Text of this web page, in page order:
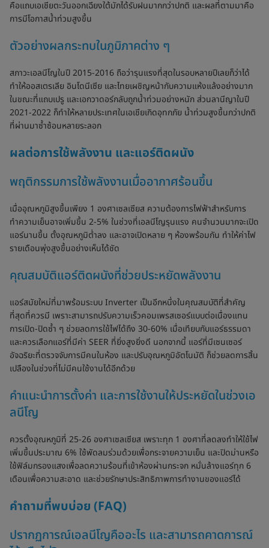
คือแถบเอเชียตะวันออกเฉียงใต้มักได้รับฝนมากกว่าปกติ และผลที่ตามมาคือ
การมีโอกาสน้ำท่วมสูงขึ้น
ตัวอย่างผลกระทบในภูมิภาคต่าง ๆ
สภาวะเอลนีโญในปี 2015-2016 ถือว่ารุนแรงที่สุดในรอบหลายปีเลยก็ว่าได้
ทำให้ออสเตรเลีย อินโดนีเซีย และไทยเผชิญหน้ากับความแห้งแล้งอย่างมาก
ในขณะที่แถบเปรู และเอกวาดอร์กลับถูกน้ำท่วมอย่างหนัก ส่วนลานีญาในปี
2021-2022 ก็ทำให้หลายประเทศในเอเชียเกิดอุทกภัย น้ำท่วมสูงขึ้นกว่าปกติ
ที่ผ่านมาซ้ำซ้อนหลายระลอก
ผลต่อการใช้พลังงาน และแอร์ติดผนัง
พฤติกรรมการใช้พลังงานเมื่ออากาศร้อนขึ้น
เมื่ออุณหภูมิสูงขึ้นเพียง 1 องศาเซลเซียส ความต้องการไฟฟ้าสำหรับการ
ทำความเย็นอาจเพิ่มขึ้น 2-5% ในช่วงที่เอลนีโญรุนแรง คนจำนวนมากจะเปิด
แอร์นานขึ้น ตั้งอุณหภูมิต่ำลง และอาจเปิดหลาย ๆ ห้องพร้อมกัน ทำให้ค่าไฟ
รายเดือนพุ่งสูงขึ้นอย่างเห็นได้ชัด
คุณสมบัติแอร์ติดผนังที่ช่วยประหยัดพลังงาน
แอร์สมัยใหม่ที่มาพร้อมระบบ Inverter เป็นอีกหนึ่งในคุณสมบัติที่สำคัญ
ที่สุดที่ควรมี เพราะสามารถปรับความเร็วคอมเพรสเซอร์แบบต่อเนื่องแทน
การเปิด-ปิดซ้ำ ๆ ช่วยลดการใช้ไฟได้ถึง 30-60% เมื่อเทียบกับแอร์ธรรมดา
และควรเลือกแอร์ที่มีค่า SEER ที่ยิ่งสูงยิ่งดี นอกจากนี้ แอร์ที่มีเซนเซอร์
อัจฉริยะที่ตรวจจับการมีคนในห้อง และปรับอุณหภูมิอัตโนมัติ ก็ช่วยลดการสิ้น
เปลืองในช่วงที่ไม่มีคนใช้งานได้อีกด้วย
คำแนะนำการตั้งค่า และการใช้งานให้ประหยัดในช่วงเอ
ลนีโญ
ควรตั้งอุณหภูมิที่ 25-26 องศาเซลเซียส เพราะทุก 1 องศาที่ลดลงทำให้ใช้ไฟ
เพิ่มขึ้นประมาณ 6% ใช้พัดลมร่วมด้วยเพื่อกระจายความเย็น และปิดม่านหรือ
ใช้ฟิล์มกรองแสงเพื่อลดความร้อนที่เข้าห้องผ่านกระจก หมั่นล้างแอร์ทุก 6
เดือนเพื่อความสะอาด และช่วยรักษาประสิทธิภาพการทำงานของแอร์ได้
คำถามที่พบบ่อย (FAQ)
ปรากฏการณ์เอลนีโญคืออะไร และสามารถคาดการณ์